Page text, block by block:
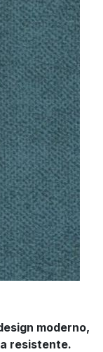
moderno,
resistente.